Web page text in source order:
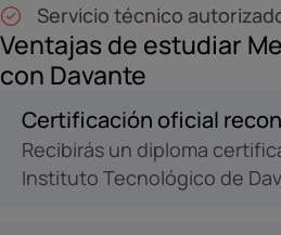
Servicio técnico
Ventajas de estudiar
con Davante
Certificación oficial
Recibirás un diploma
Instituto Tecnológico de